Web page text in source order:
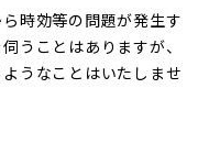
時効等の問題が発生す
うことはありますが、
うなことはいたしませ